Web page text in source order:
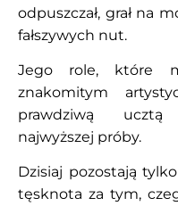
odpuszczał, grał na
fałszywych nut.
Jego role, które
znakomitym
prawdziwą ucztą
najwyższej próby.
Dzisiaj pozostają
tęsknota za tym,